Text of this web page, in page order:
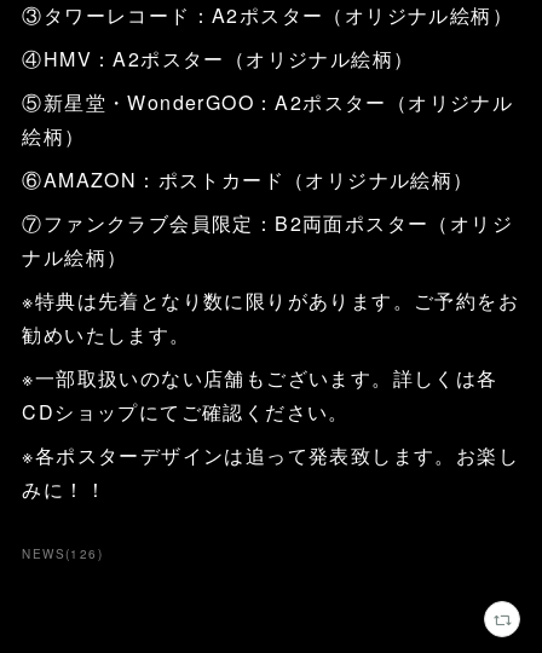
③タワーレコード：A2ポスター（オリジナル絵柄）
④HMV：A2ポスター（オリジナル絵柄）
⑤新星堂・WonderGOO：A2ポスター（オリジナル
絵柄）
⑥AMAZON：ポストカード（オリジナル絵柄）
⑦ファンクラブ会員限定：B2両面ポスター（オリジ
ナル絵柄）
※特典は先着となり数に限りがあります。ご予約をお
勧めいたします。
※一部取扱いのない店舗もございます。詳しくは各
CDショップにてご確認ください。
※各ポスターデザインは追って発表致します。お楽し
みに！！
NEWS(126 )